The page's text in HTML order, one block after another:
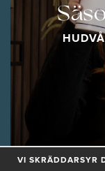
VI SKRÄDDARSYR